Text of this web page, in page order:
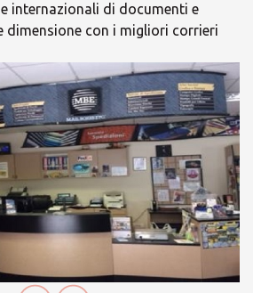
internazionali di documenti e
dimensione con i migliori corrieri
×
il tuo Centro
MBE
×